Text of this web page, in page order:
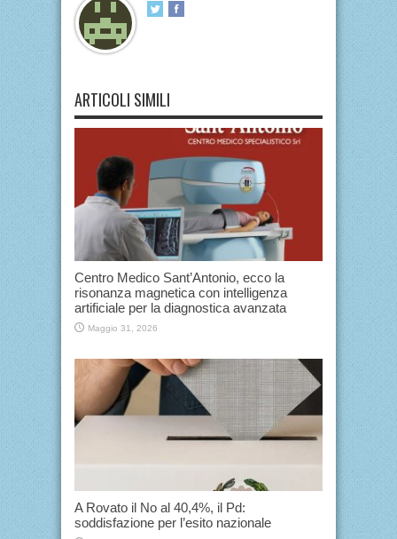
ARTICOLI SIMILI
Centro Medico Sant’Antonio, ecco la
risonanza magnetica con intelligenza
artificiale per la diagnostica avanzata
Maggio 31, 2026
A Rovato il No al 40,4%, il Pd:
soddisfazione per l’esito nazionale